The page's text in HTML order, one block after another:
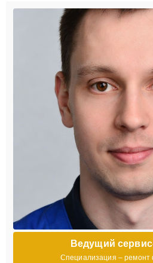
Ведущий
Специализация – ремонт